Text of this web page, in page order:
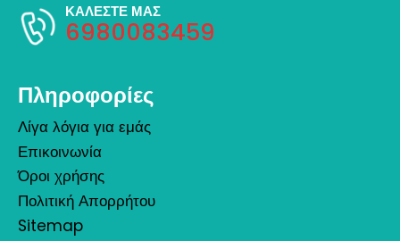
ΚΑΛΕΣΤΕ ΜΑΣ
6980083459
Πληροφορίες
Λίγα λόγια για εμάς
Επικοινωνία
Όροι χρήσης
Πολιτική Απορρήτου
Sitemap